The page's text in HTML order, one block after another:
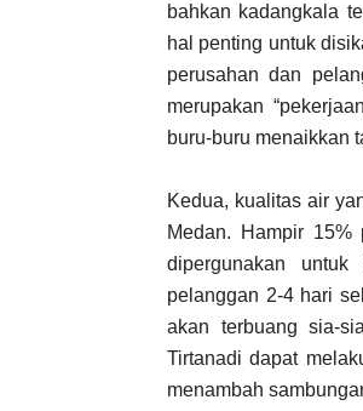
bahkan kadangkala
hal penting untuk
perusahan dan
merupakan
buru-buru menaikkan
Kedua, kualitas air
Medan. Hampir
dipergunakan
pelanggan 2-4 hari
akan terbuang sia-
Tirtanadi dapat
menambah